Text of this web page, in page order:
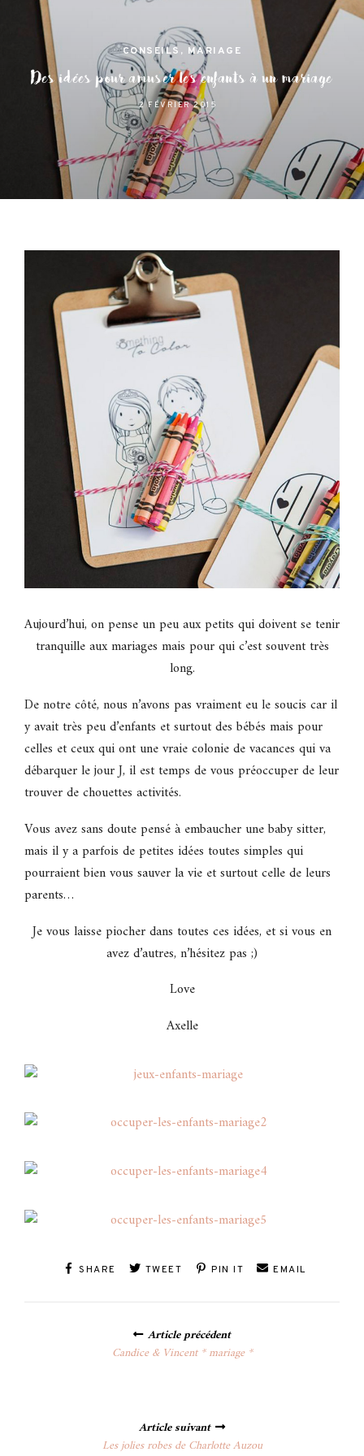
CONSEILS , MARIAGE
Des idées pour amuser les enfants à un mariage
2 FÉVRIER 2015
Aujourd’hui, on pense un peu aux petits qui doivent se tenir
tranquille aux mariages mais pour qui c’est souvent très
long.
De notre côté, nous n’avons pas vraiment eu le soucis car il
y avait très peu d’enfants et surtout des bébés mais pour
celles et ceux qui ont une vraie colonie de vacances qui va
débarquer le jour J, il est temps de vous préoccuper de leur
trouver de chouettes activités.
Vous avez sans doute pensé à embaucher une baby sitter,
mais il y a parfois de petites idées toutes simples qui
pourraient bien vous sauver la vie et surtout celle de leurs
parents…
Je vous laisse piocher dans toutes ces idées, et si vous en
avez d’autres, n’hésitez pas ;)
Love
Axelle
SHARE TWEET PIN IT EMAIL
navigation
Article précédent
Candice & Vincent * mariage *
Article suivant
Les jolies robes de Charlotte Auzou